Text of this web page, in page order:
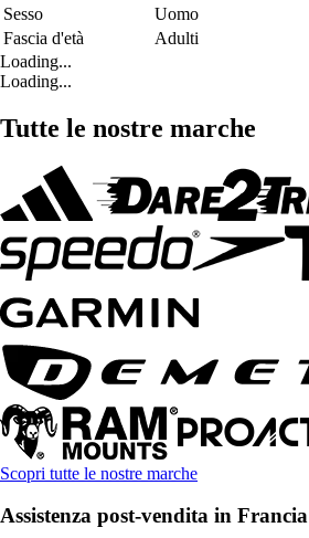
Sesso
Uomo
Fascia d'età
Adulti
Loading...
Loading...
Tutte le nostre marche
Scopri tutte le nostre marche
Assistenza post-vendita in Francia